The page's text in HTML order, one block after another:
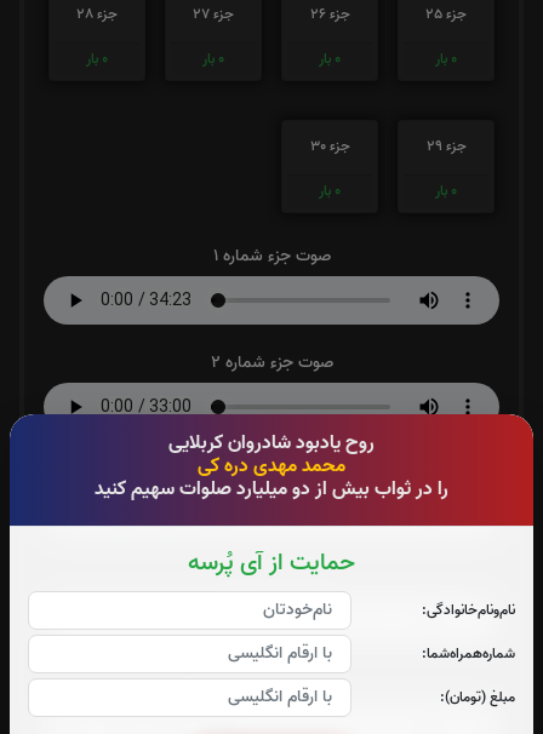
روح یادبود شادروان کربلایی
محمد مهدی دره کی
را در ثواب بیش از دو میلیارد صلوات سهیم کنید
حمایت از آی پُرسه
نام‌و‌نام‌خانوادگی:
شماره‌همراه‌شما:
مبلغ (تومان):
جزء 25
0 بار
جزء 26
0 بار
جزء 27
0 بار
جزء 28
0 بار
جزء 29
0 بار
جزء 30
0 بار
صوت جزء شماره 1
صوت جزء شماره 2
صوت جزء شماره 3
صوت جزء شماره 4
صوت جزء شماره 5